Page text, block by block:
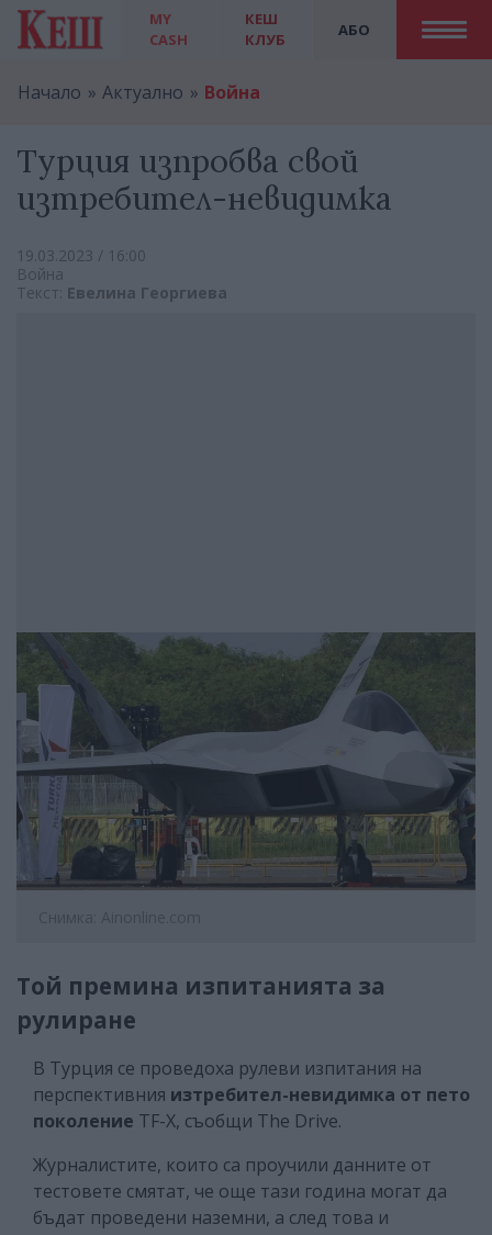
MY
CASH
АБО
КЕШ
КЛУБ
Начало Актуално Война
Турция изпробва свой
изтребител-невидимка
19.03.2023 / 16:00
Война
Текст: Евелина Георгиева
Снимка: Ainonline.com
Той премина изпитанията за
рулиране
В Турция се проведоха рулеви изпитания на
перспективния изтребител-невидимка от пето
поколение TF-X, съобщи The Drive.
Журналистите, които са проучили данните от
тестовете смятат, че още тази година могат да
бъдат проведени наземни, а след това и